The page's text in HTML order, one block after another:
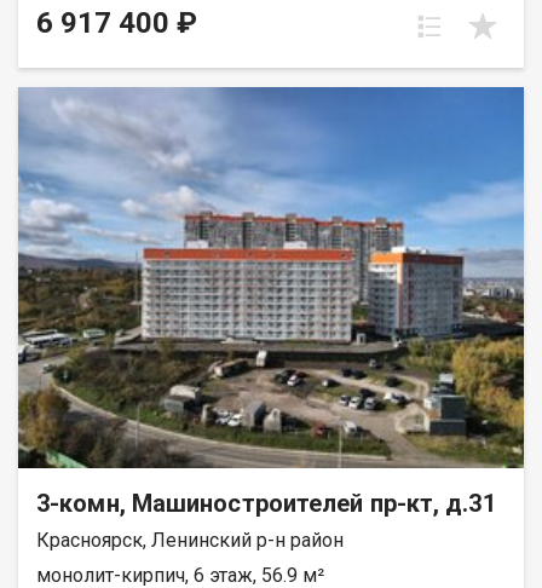
НЕ ОТ ЗАСТРОЙЩИКА
6 917 400 ₽
3-комн, Машиностроителей пр-кт, д.31
Красноярск, Ленинский р-н район
монолит-кирпич, 6 этаж, 56.9 м²